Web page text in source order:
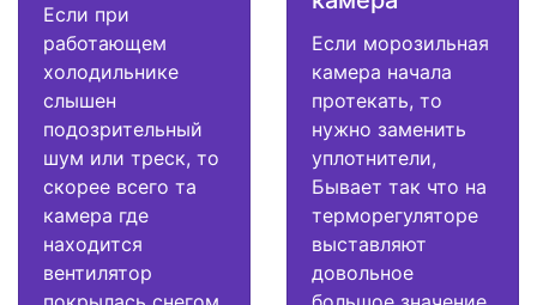
Если при
работающем
холодильнике
слышен
подозрительный
шум или треск, то
скорее всего та
камера где
находится
вентилятор
Если морозильная
камера начала
протекать, то
нужно заменить
уплотнители,
Бывает так что на
терморегуляторе
выставляют
довольное